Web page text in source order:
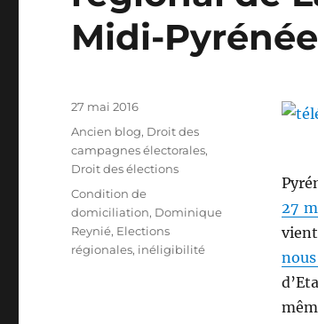
Midi-
27
Publié
27 mai 2016
Catégories
Ancien blog, Droit des
campagnes électorales,
Droit des élections
Étiquettes
Condition de
domiciliation, Dominique
Reynié, Elections
régionales, inéligibilité